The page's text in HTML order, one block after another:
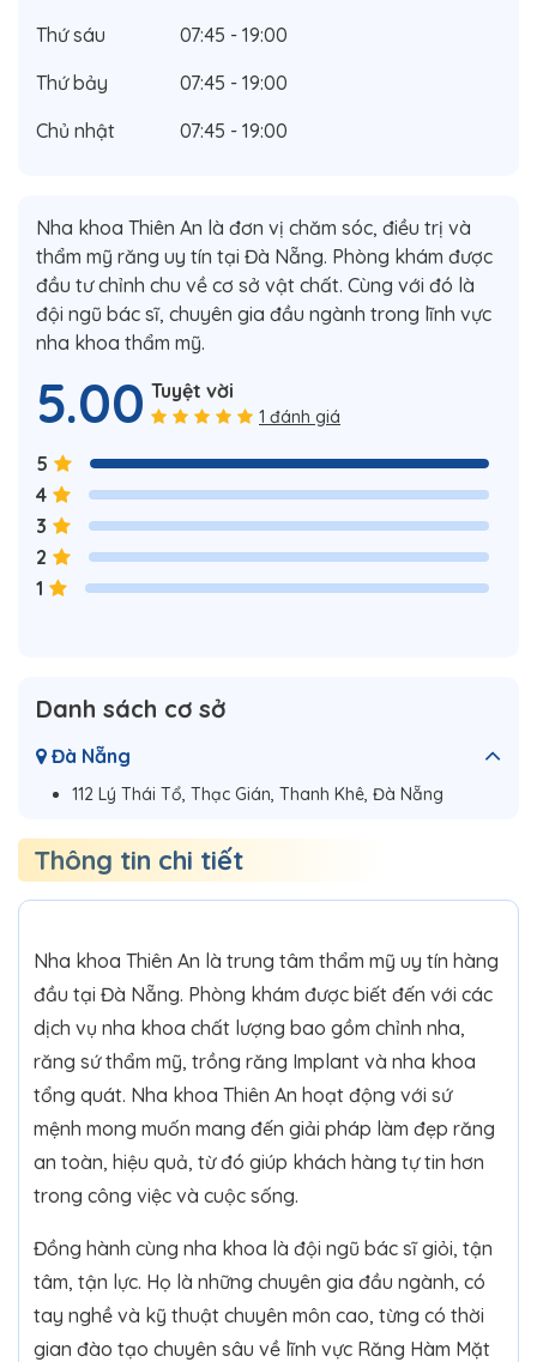
Thứ sáu
07:45 - 19:00
Thứ bảy
07:45 - 19:00
Chủ nhật
07:45 - 19:00
Nha khoa Thiên An là đơn vị chăm sóc, điều trị và
thẩm mỹ răng uy tín tại Đà Nẵng. Phòng khám được
đầu tư chỉnh chu về cơ sở vật chất. Cùng với đó là
đội ngũ bác sĩ, chuyên gia đầu ngành trong lĩnh vực
nha khoa thẩm mỹ.
5.00 Tuyệt vời
1 đánh giá
5
4
3
2
1
Danh sách cơ sở
Đà Nẵng
112 Lý Thái Tổ, Thạc Gián, Thanh Khê, Đà Nẵng
Thông tin chi tiết
Nha khoa Thiên An là trung tâm thẩm mỹ uy tín hàng
đầu tại Đà Nẵng. Phòng khám được biết đến với các
dịch vụ nha khoa chất lượng bao gồm chỉnh nha,
răng sứ thẩm mỹ, trồng răng Implant và nha khoa
tổng quát. Nha khoa Thiên An hoạt động với sứ
mệnh mong muốn mang đến giải pháp làm đẹp răng
an toàn, hiệu quả, từ đó giúp khách hàng tự tin hơn
trong công việc và cuộc sống.
Đồng hành cùng nha khoa là đội ngũ bác sĩ giỏi, tận
tâm, tận lực. Họ là những chuyên gia đầu ngành, có
tay nghề và kỹ thuật chuyên môn cao, từng có thời
gian đào tạo chuyên sâu về lĩnh vực Răng Hàm Mặt